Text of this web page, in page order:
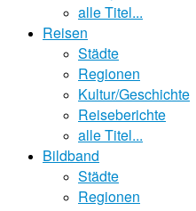
alle Titel...
Reisen
Städte
Regionen
Kultur/Geschichte
Reiseberichte
alle Titel...
Bildband
Städte
Regionen